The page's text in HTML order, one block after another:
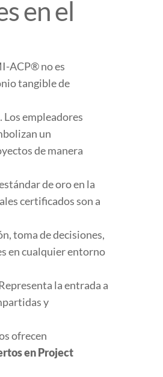
en el
ACP® no es
tangible de
empleadores
un
de manera
de oro en la
certificados son a
toma de decisiones,
en cualquier entorno
la entrada a
y
ofrecen
en Project